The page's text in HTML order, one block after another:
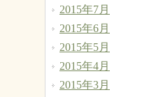
2015年7月
2015年6月
2015年5月
2015年4月
2015年3月